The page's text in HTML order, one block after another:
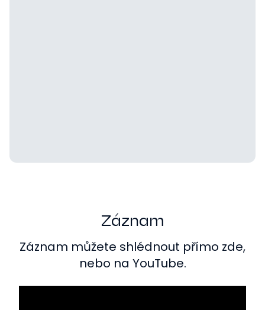
Záznam
Záznam můžete shlédnout přímo zde,
nebo na YouTube.